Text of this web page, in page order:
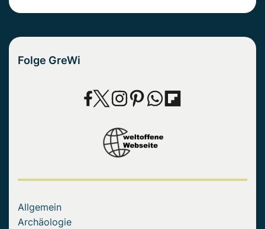
Folge GreWi
Allgemein
Archäologie